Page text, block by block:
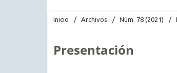
Inicio / Archivos / Núm. 78 (2021) /
Presentación